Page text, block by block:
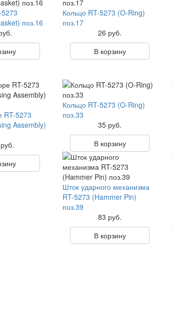
поз.16
Кольцо RT-5273 (O-Ring)
поз.17
26 руб.
В корзину
RT-5273
Assembly)
Кольцо RT-5273 (O-Ring)
поз.33
35 руб.
В корзину
Шток ударного механизма
RT-5273 (Hammer Pin)
поз.39
83 руб.
В корзину